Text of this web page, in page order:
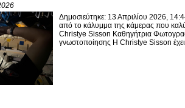
Δημοσιεύτηκε: 13 Απριλίου 2026,
από το κάλυμμα της κάμερας που
Christye Sisson Καθηγήτρια
γνωστοποίησης Η Christye Sisson